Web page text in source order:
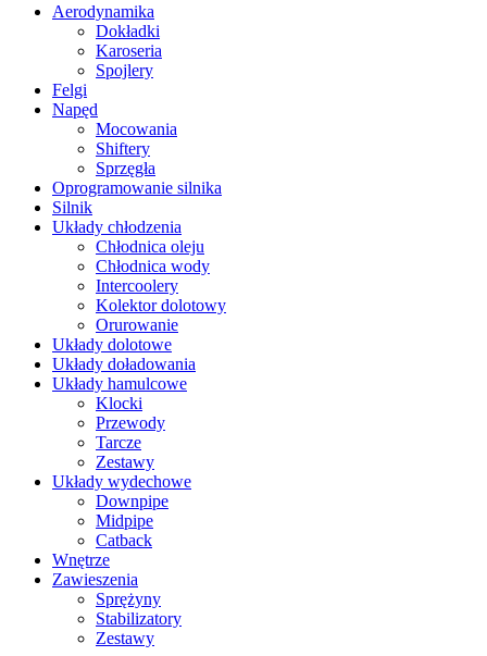
Aerodynamika
Dokładki
Karoseria
Spojlery
Felgi
Napęd
Mocowania
Shiftery
Sprzęgła
Oprogramowanie silnika
Silnik
Układy chłodzenia
Chłodnica oleju
Chłodnica wody
Intercoolery
Kolektor dolotowy
Orurowanie
Układy dolotowe
Układy doładowania
Układy hamulcowe
Klocki
Przewody
Tarcze
Zestawy
Układy wydechowe
Downpipe
Midpipe
Catback
Wnętrze
Zawieszenia
Sprężyny
Stabilizatory
Zestawy